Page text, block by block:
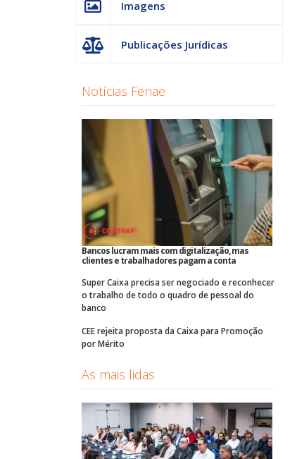
Imagens
Publicações Jurídicas
Notícias Fenae
Bancos lucram mais com digitalização, mas
clientes e trabalhadores pagam a conta
Super Caixa precisa ser negociado e reconhecer
o trabalho de todo o quadro de pessoal do
banco
CEE rejeita proposta da Caixa para Promoção
por Mérito
As mais lidas